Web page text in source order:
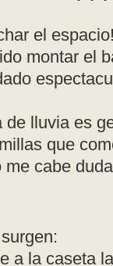
el
montar el
de lluvia es
que
cabe
a la caseta